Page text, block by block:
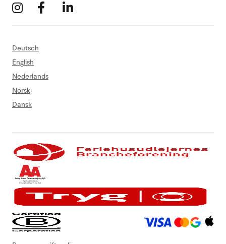
Deutsch
English
Nederlands
Norsk
Dansk